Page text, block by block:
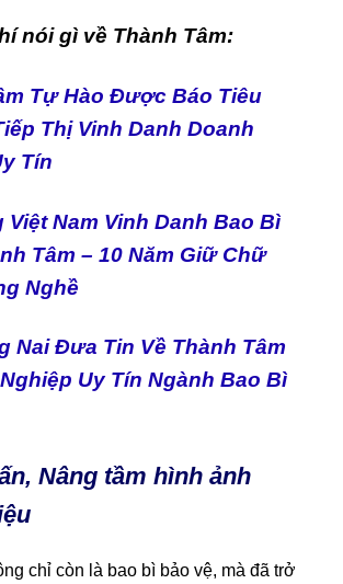
nói gì về Thành Tâm:
Tự Hào Được Báo Tiêu
Thị Vinh Danh Doanh
Tín
Nam Vinh Danh Bao Bì
Tâm – 10 Năm Giữ Chữ
Nghề
Nai Đưa Tin Về Thành Tâm
Uy Tín Ngành Bao Bì
Nâng tầm hình ảnh
chỉ còn là bao bì bảo vệ, mà đã trở